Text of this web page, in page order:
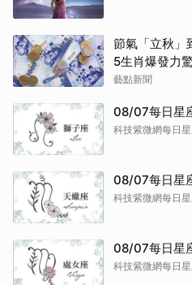
節氣「立秋
5生肖爆發力
藝點新聞
08/07每日星
科技紫微網每日
08/07每日星
科技紫微網每日
08/07每日星
科技紫微網每日